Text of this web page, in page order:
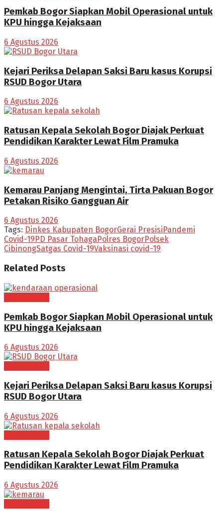
Pemkab Bogor Siapkan Mobil Operasional untuk
KPU hingga Kejaksaan
6 Agustus 2026
Kejari Periksa Delapan Saksi Baru kasus Korupsi
RSUD Bogor Utara
6 Agustus 2026
Ratusan Kepala Sekolah Bogor Diajak Perkuat
Pendidikan Karakter Lewat Film Pramuka
6 Agustus 2026
Kemarau Panjang Mengintai, Tirta Pakuan Bogor
Petakan Risiko Gangguan Air
6 Agustus 2026
Tags: Dinkes Kabupaten BogorGerai Presisi Pandemi
Covid-19 PD Pasar Tohaga Polres BogorPolsek
CibinongSatgas Covid-19Vaksinasi covid-19
Related Posts
Pemkab Bogor Siapkan Mobil Operasional untuk
KPU hingga Kejaksaan
6 Agustus 2026
Kejari Periksa Delapan Saksi Baru kasus Korupsi
RSUD Bogor Utara
6 Agustus 2026
Ratusan Kepala Sekolah Bogor Diajak Perkuat
Pendidikan Karakter Lewat Film Pramuka
6 Agustus 2026